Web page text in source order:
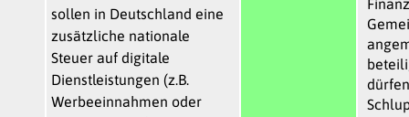
sollen in Deutschland eine
zusätzliche nationale
Steuer auf digitale
Dienstleistungen (z.B.
Werbeeinnahmen oder